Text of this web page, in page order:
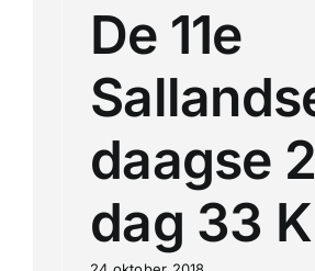
De 11e
daagse
dag 33